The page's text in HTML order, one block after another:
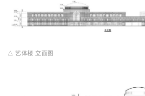
△ 艺体楼 立面图